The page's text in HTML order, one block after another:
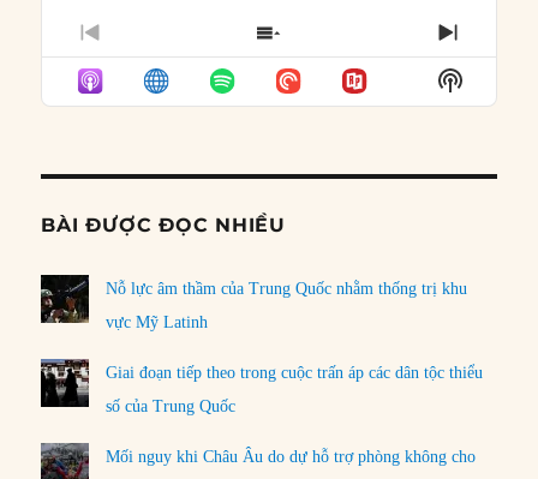
PREVIOUS
EPISODE
SHOW
EPISODES
LIST
NEXT
Show
Podcast
BÀI ĐƯỢC ĐỌC NHIỀU
Nỗ lực âm thầm của Trung Quốc nhằm thống trị khu
vực Mỹ Latinh
Giai đoạn tiếp theo trong cuộc trấn áp các dân tộc thiểu
số của Trung Quốc
Mối nguy khi Châu Âu do dự hỗ trợ phòng không cho